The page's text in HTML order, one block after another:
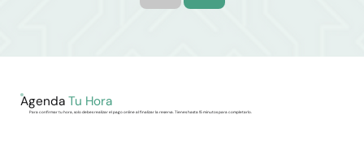
Agenda Tu Hora
Para confirmar tu hora, solo debes realizar el pago online al finalizar la reserva. Tienes hasta 15 minutos para completarlo.